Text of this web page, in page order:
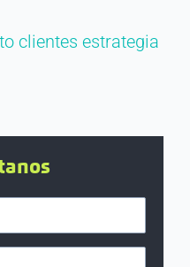
clientes estrategia